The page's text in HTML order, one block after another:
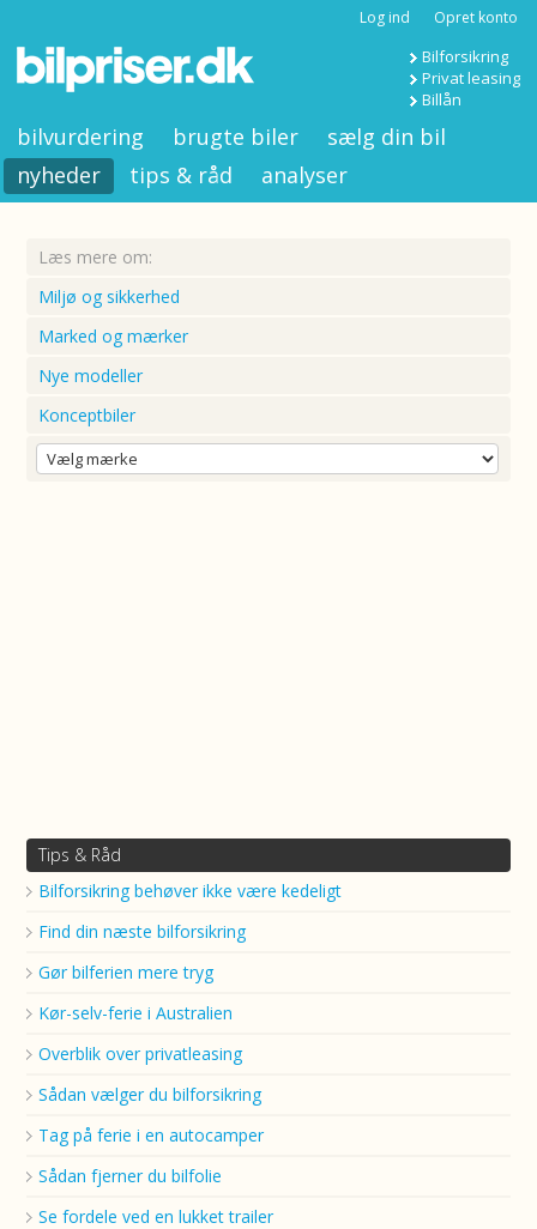
Log ind Opret konto
Bilforsikring
Privat leasing
Billån
bilvurdering brugte biler
sælg din bil
nyheder
tips & råd analyser
Læs mere om:
Miljø og sikkerhed
Marked og mærker
Nye modeller
Konceptbiler
Tips & Råd
Bilforsikring behøver ikke være kedeligt
Find din næste bilforsikring
Gør bilferien mere tryg
Kør-selv-ferie i Australien
Overblik over privatleasing
Sådan vælger du bilforsikring
Tag på ferie i en autocamper
Sådan fjerner du bilfolie
Se fordele ved en lukket trailer